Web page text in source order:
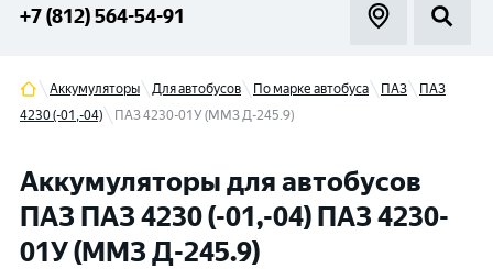
+7 (812) 564-54-91
Аккумуляторы Для автобусов По марке автобуса ПАЗ
ПАЗ
4230 (-01,-04)
ПАЗ 4230-01У (ММЗ Д-245.9)
Аккумуляторы для автобусов
ПАЗ ПАЗ 4230 (-01,-04) ПАЗ 4230-
01У (ММЗ Д-245.9)